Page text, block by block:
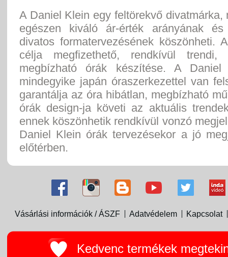
A Daniel Klein egy feltörekvő divatmárka,
egészen kiváló ár-érték arányának és
divatos formatervezésének köszönheti.
célja megfizethető, rendkívül trendi,
megbízható órák készítése. A
mindegyike japán óraszerkezettel van
garantálja az óra hibátlan, megbízható
órák design-ja követi az aktuális
ennek köszönhetik rendkívül vonzó
Daniel Klein órák tervezésekor a jó
előtérben.
Vásárlási információk / ÁSZF Adatvédelem Kapcsolat
Kedvenc termékek